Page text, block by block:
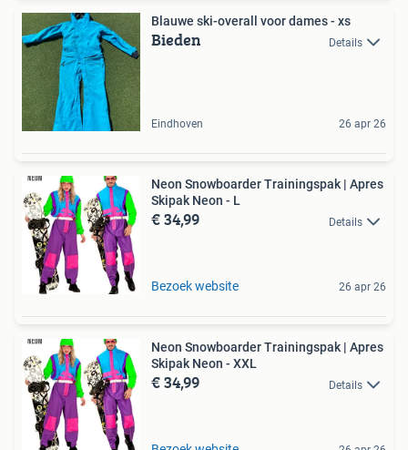
Blauwe ski-overall voor dames - xs
Bieden Details
Eindhoven 26 apr 26
Neon Snowboarder Trainingspak | Apres
Skipak Neon - L
€ 34,99 Details
Bezoek website 26 apr 26
Neon Snowboarder Trainingspak | Apres
Skipak Neon - XXL
€ 34,99 Details